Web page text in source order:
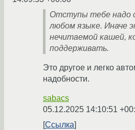
Отступы тебе надо
любом языке. Иначе
нечитаемой кашей,
поддерживать.
Это другое и легко
надобности.
sabacs
05.12.2025 14:10:51
Ссылка